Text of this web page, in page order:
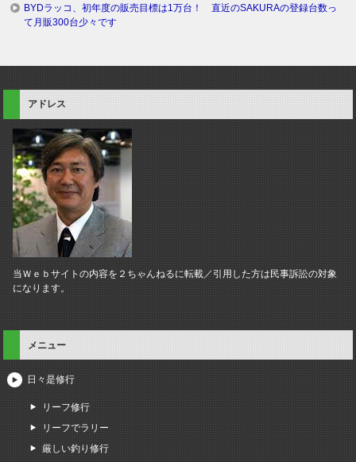
BYDラッコ、初年度の販売目標は1万台！ 直近のSAKURAの登録台数っ
て月販300台少々です
アドレス
当Ｗｅｂサイトの内容を２ちゃんねるに転載／引用した方は民事訴訟の対象
になります。
メニュー
日々是修行
リーフ修行
リーフでラリー
厳しい釣り修行